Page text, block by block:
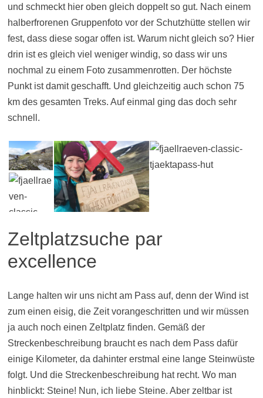
und schmeckt hier oben gleich doppelt so gut. Nach einem
halberfrorenen Gruppenfoto vor der Schutzhütte stellen wir
fest, dass diese sogar offen ist. Warum nicht gleich so? Hier
drin ist es gleich viel weniger windig, so dass wir uns
nochmal zu einem Foto zusammenrotten. Der höchste
Punkt ist damit geschafft. Und gleichzeitig auch schon 75
km des gesamten Treks. Auf einmal ging das doch sehr
schnell.
Zeltplatzsuche par
excellence
Lange halten wir uns nicht am Pass auf, denn der Wind ist
zum einen eisig, die Zeit vorangeschritten und wir müssen
ja auch noch einen Zeltplatz finden. Gemäß der
Streckenbeschreibung braucht es nach dem Pass dafür
einige Kilometer, da dahinter erstmal eine lange Steinwüste
folgt. Und die Streckenbeschreibung hat recht. Wo man
hinblickt: Steine! Nun, ich liebe Steine. Aber zeltbar ist